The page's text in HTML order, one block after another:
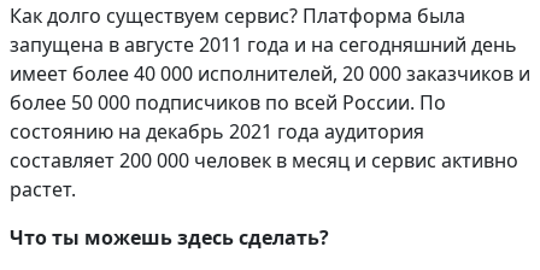
Как долго существуем сервис? Платформа была
запущена в августе 2011 года и на сегодняшний день
имеет более 40 000 исполнителей, 20 000 заказчиков и
более 50 000 подписчиков по всей России. По
состоянию на декабрь 2021 года аудитория
составляет 200 000 человек в месяц и сервис активно
растет.
Что ты можешь здесь сделать?